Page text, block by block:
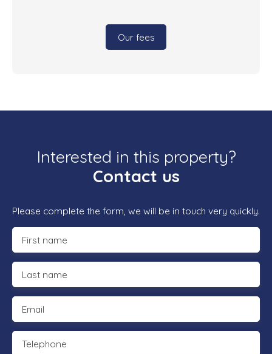
Our fees
Interested in this property?
Contact us
Please complete the form, we will be in touch very quickly.
First name
Last name
Email
Telephone